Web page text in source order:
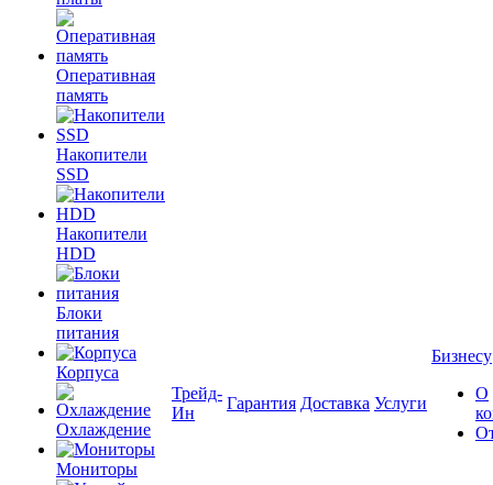
Оперативная
память
Накопители
SSD
Накопители
HDD
Блоки
питания
Корпуса
Охлаждение
Мониторы
Трейд-
Ин
Гарантия Доставка Услуги
Бизнесу
О